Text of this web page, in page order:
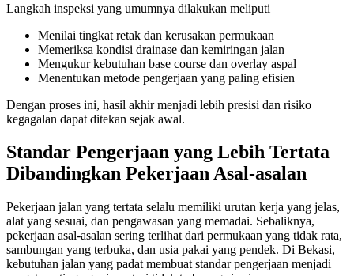
Langkah inspeksi yang umumnya dilakukan meliputi
Menilai tingkat retak dan kerusakan permukaan
Memeriksa kondisi drainase dan kemiringan jalan
Mengukur kebutuhan base course dan overlay aspal
Menentukan metode pengerjaan yang paling efisien
Dengan proses ini, hasil akhir menjadi lebih presisi dan risiko
kegagalan dapat ditekan sejak awal.
Standar Pengerjaan yang Lebih Tertata
Dibandingkan Pekerjaan Asal-asalan
Pekerjaan jalan yang tertata selalu memiliki urutan kerja yang jelas,
alat yang sesuai, dan pengawasan yang memadai. Sebaliknya,
pekerjaan asal-asalan sering terlihat dari permukaan yang tidak rata,
sambungan yang terbuka, dan usia pakai yang pendek. Di Bekasi,
kebutuhan jalan yang padat membuat standar pengerjaan menjadi